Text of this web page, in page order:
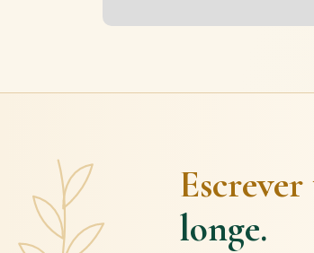
longe.